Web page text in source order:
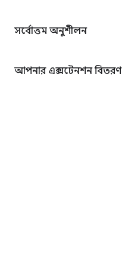
সর্বোত্তম অনুশীলন
আপনার এক্সটেনশন বিতরণ